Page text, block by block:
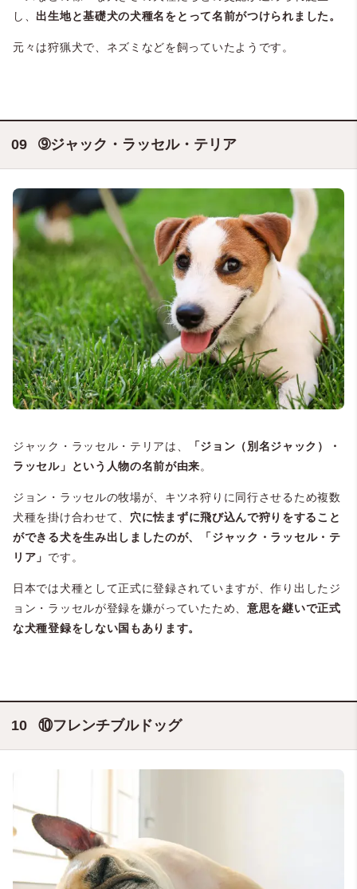
し、 出生地と基礎犬の犬種名をとって名前がつけられました。
元々は狩猟犬で、ネズミなどを飼っていたようです。
➈ジャック・ラッセル・テリア
ジャック・ラッセル・テリアは、
「ジョン（別名ジャック）・
ラッセル」という人物の名前が由来。
ジョン・ラッセルの牧場が、キツネ狩りに同行させるため複数
犬種を掛け合わせて、 穴に怯まずに飛び込んで狩りをすること
ができる犬を生み出しましたのが、「ジャック・ラッセル・テ
リア」 です。
日本では犬種として正式に登録されていますが、作り出したジ
ョン・ラッセルが登録を嫌がっていたため、 意思を継いで正式
な犬種登録をしない国もあります。
⑩フレンチブルドッグ